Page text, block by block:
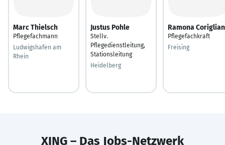
Marc Thielsch
Pflegefachmann
Ludwigshafen am
Rhein
Justus Pohle
Stellv.
Pflegedienstleitung,
Stationsleitung
Heidelberg
Ramona
Pflegefachkraft
Freising
XING – Das Jobs-Netzwerk